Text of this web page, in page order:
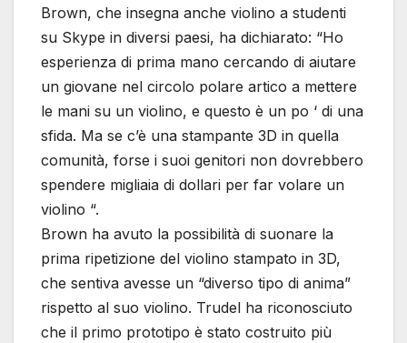
Brown, che insegna anche violino a studenti
su Skype in diversi paesi, ha dichiarato: “Ho
esperienza di prima mano cercando di aiutare
un giovane nel circolo polare artico a mettere
le mani su un violino, e questo è un po ‘ di una
sfida. Ma se c’è una stampante 3D in quella
comunità, forse i suoi genitori non dovrebbero
spendere migliaia di dollari per far volare un
violino “.
Brown ha avuto la possibilità di suonare la
prima ripetizione del violino stampato in 3D,
che sentiva avesse un “diverso tipo di anima”
rispetto al suo violino. Trudel ha riconosciuto
che il primo prototipo è stato costruito più